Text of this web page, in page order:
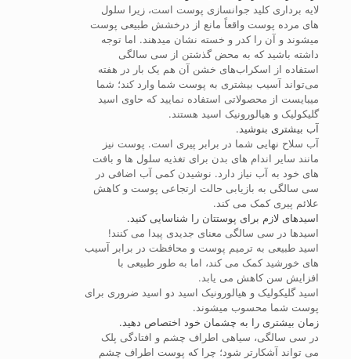
لایه برداری کلید جوانسازی پوست است، زیرا سلول
های مرده پوست واقعاً مانع از درخشش طبیعی پوست
میشوند و آن را کدر و خسته نشان میدهند. اما توجه
داشته باشید که به محض گذشتن از سی سالگی
استفاده از اسکراب‌های خشن آن هم یک بار در هفته
می‌تواند آسیب بیشتری به پوست شما وارد کند؛ شما
میبایست از محصولاتی استفاده نمایید که حاوی اسید
گلیکولیک و هیالورونیک اسید هستند.
آب بیشتری بنوشید.
آب سلاح نهایی شما در برابر پیری است. پوست نیز
مانند سایر اندام های بدن برای تغذیه سلول ها و بافت
های خود به آب نیاز دارد. نوشیدن کمی آب اضافی در
سی سالگی به بازیابی حالت ارتجاعی پوست و کاهش
علائم پیری کمک می کند.
اسیدهای لازم برای پوستتان را شناسایی کنید.
اسیدها در سی سالگی معنای جدیدی پیدا می کنند!
اسید طبیعی به ترمیم پوست و محافظت در برابر آسیب
های خورشید کمک می کند، اما به طور طبیعی با
افزایش سن کاهش می یابد.
اسید گلیکولیک و هیالورونیک اسید دو اسید ضروری برای
پوست شما محسوب میشوند.
زمان بیشتری را به چشمان خود اختصاص دهید.
در سی سالگی، سیاهی اطراف چشم و افتادگی پلک
می تواند آشکارتر شود؛ چرا که پوست اطراف چشم